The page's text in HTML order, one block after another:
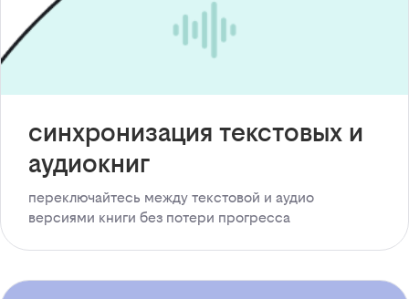
синхронизация текстовых и
аудиокниг
переключайтесь между текстовой и аудио
версиями книги без потери прогресса